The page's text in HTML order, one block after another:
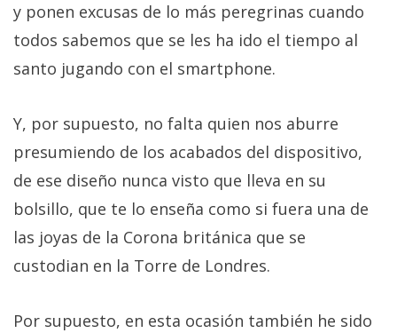
y ponen excusas de lo más peregrinas cuando
todos sabemos que se les ha ido el tiempo al
santo jugando con el smartphone.
Y, por supuesto, no falta quien nos aburre
presumiendo de los acabados del dispositivo,
de ese diseño nunca visto que lleva en su
bolsillo, que te lo enseña como si fuera una de
las joyas de la Corona británica que se
custodian en la Torre de Londres.
Por supuesto, en esta ocasión también he sido